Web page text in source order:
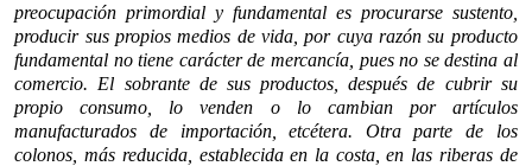
preocupación primordial y fundamental es procurarse sustento,
producir sus propios medios de vida, por cuya razón su producto
fundamental no tiene carácter de mercancía, pues no se destina al
comercio. El sobrante de sus productos, después de cubrir su
propio consumo, lo venden o lo cambian por artículos
manufacturados de importación, etcétera. Otra parte de los
colonos, más reducida, establecida en la costa, en las riberas de